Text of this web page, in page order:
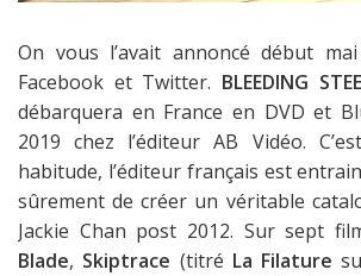
On vous l’avait annoncé début
Facebook et Twitter. BLEEDING
débarquera en France en DVD et
2019 chez l’éditeur AB Vidéo.
habitude, l’éditeur français est
sûrement de créer un véritable
Jackie Chan post 2012. Sur sept
Blade, Skiptrace (titré La Filature